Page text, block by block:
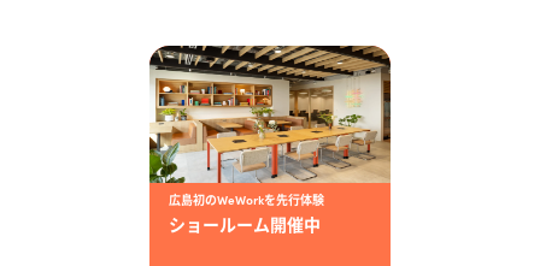
広島初のWeWorkを先行体験
ショールーム開催中